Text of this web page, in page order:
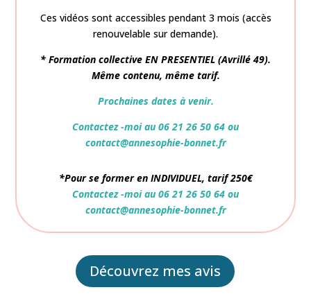
Ces vidéos sont accessibles pendant 3 mois (accès
renouvelable sur demande).
* Formation collective EN PRESENTIEL (Avrillé 49).
Même contenu, même tarif.
Prochaines dates à venir.
Contactez -moi au 06 21 26 50 64 ou
contact@annesophie-bonnet.fr
*Pour se former en INDIVIDUEL, tarif 250€
Contactez -moi au 06 21 26 50 64 ou
contact@annesophie-bonnet.fr
Découvrez mes avis